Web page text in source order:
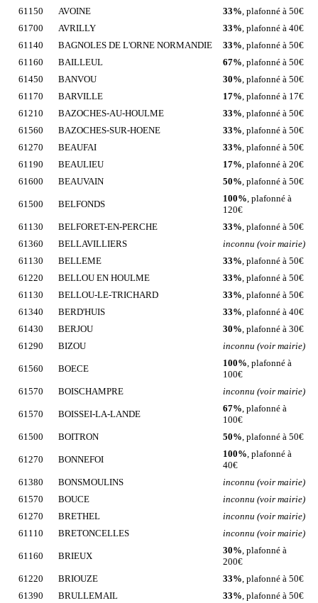
61150
AVOINE 33% , plafonné à 50€
61700
AVRILLY 33% , plafonné à 40€
61140
BAGNOLES DE L'ORNE NORMANDIE 33% , plafonné à 50€
61160
BAILLEUL 67% , plafonné à 50€
61450
BANVOU 30% , plafonné à 50€
61170
BARVILLE 17% , plafonné à 17€
61210
BAZOCHES-AU-HOULME 33% , plafonné à 50€
61560
BAZOCHES-SUR-HOENE 33% , plafonné à 50€
61270
BEAUFAI 33% , plafonné à 50€
61190
BEAULIEU 17% , plafonné à 20€
61600
BEAUVAIN 50% , plafonné à 50€
61500 BELFONDS
100% , plafonné à
120€
61130
BELFORET-EN-PERCHE 33% , plafonné à 50€
61360
BELLAVILLIERS
inconnu (voir mairie)
61130
BELLEME 33% , plafonné à 50€
61220
BELLOU EN HOULME 33% , plafonné à 50€
61130
BELLOU-LE-TRICHARD 33% , plafonné à 50€
61340
BERD'HUIS 33% , plafonné à 40€
61430
BERJOU 30% , plafonné à 30€
61290
BIZOU inconnu (voir mairie)
61560 BOECE
100% , plafonné à
100€
61570
BOISCHAMPRE inconnu (voir mairie)
61570 BOISSEI-LA-LANDE
67% , plafonné à
100€
61500
BOITRON 50% , plafonné à 50€
61270 BONNEFOI
100% , plafonné à
40€
61380
BONSMOULINS
inconnu (voir mairie)
61570
BOUCE
inconnu (voir mairie)
61270
BRETHEL
inconnu (voir mairie)
61110
BRETONCELLES inconnu (voir mairie)
61160 BRIEUX
30% , plafonné à
200€
61220
BRIOUZE 33% , plafonné à 50€
61390
BRULLEMAIL 33% , plafonné à 50€